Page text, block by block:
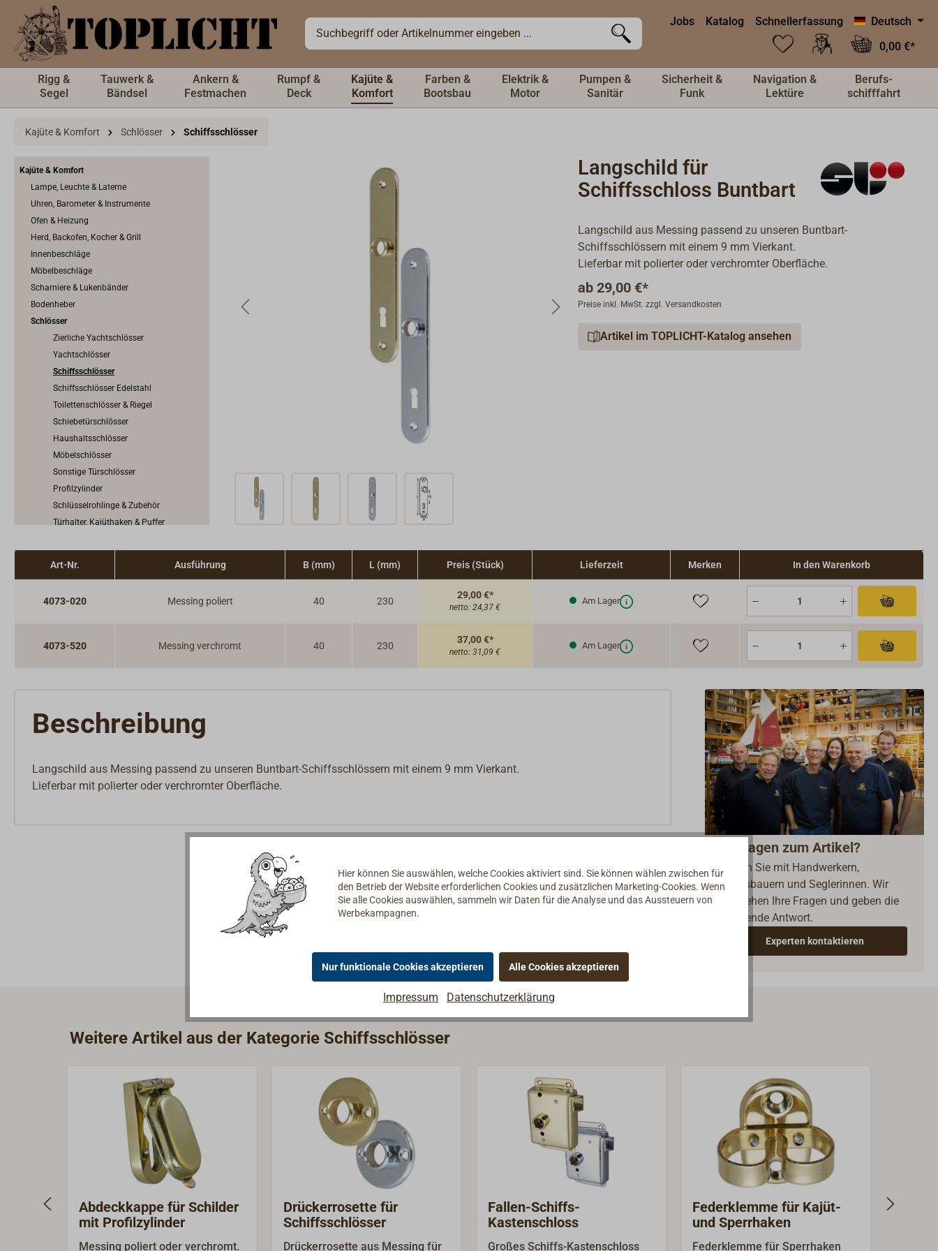
springen Jobs Katalog Schnellerfassung
Deutsch
0,00 €*
Rigg &
Segel
Tauwerk &
Bändsel
Ankern &
Festmachen
Rumpf &
Deck
Kajüte &
Komfort
Farben &
Bootsbau
Elektrik &
Motor
Pumpen &
Sanitär
Sicherheit &
Funk
Navigation &
Lektüre
Berufs-
schifffahrt
Kajüte & Komfort Schlösser Schiffsschlösser
Kajüte & Komfort
Lampe, Leuchte & Laterne
Uhren, Barometer & Instrumente
Ofen & Heizung
Herd, Backofen, Kocher & Grill
Innenbeschläge
Möbelbeschläge
Scharniere & Lukenbänder
Bodenheber
Schlösser
Zierliche Yachtschlösser
Yachtschlösser
Schiffsschlösser
Schiffsschlösser Edelstahl
Toilettenschlösser & Riegel
Schiebetürschlösser
Haushaltsschlösser
Möbelschlösser
Sonstige Türschlösser
Profilzylinder
Schlüsselrohlinge & Zubehör
Türhalter, Kajüthaken & Puffer
Langschild für
Schiffsschloss Buntbart
Langschild aus Messing passend zu unseren Buntbart-
Schiffsschlössern mit einem 9 mm Vierkant.
Lieferbar mit polierter oder verchromter Oberfläche.
ab 29,00 €*
Preise inkl. MwSt. zzgl. Versandkosten
Artikel im TOPLICHT-Katalog ansehen
Art-Nr. Ausführung B (mm) L (mm) Preis (Stück) Lieferzeit Merken In den Warenkorb
4073-020 Messing poliert 40 230
29,00 €*
netto: 24,37 €
Am Lager
4073-520 Messing verchromt 40 230
37,00 €*
netto: 31,09 €
Am Lager
Beschreibung
Langschild aus Messing passend zu unseren Buntbart-Schiffsschlössern mit einem 9 mm Vierkant.
Lieferbar mit polierter oder verchromter Oberfläche.
Fragen zum Artikel?
Reden Sie mit Handwerkern,
Bootsbauern und Seglerinnen. Wir
verstehen Ihre Fragen und geben die
passende Antwort.
Experten kontaktieren
Weitere Artikel aus der Kategorie Schiffsschlösser
Abdeckkappe für Schilder
mit Profilzylinder
Messing poliert oder verchromt.
Drückerrosette für
Schiffsschlösser
Drückerrosette aus Messing für
Fallen-Schiffs-
Kastenschloss
Großes Schiffs-Kastenschloss
Federklemme für Kajüt-
und Sperrhaken
Federklemme für Sperrhaken
Hier können Sie auswählen, welche Cookies aktiviert sind. Sie können wählen zwischen für
den Betrieb der Website erforderlichen Cookies und zusätzlichen Marketing-Cookies. Wenn
Sie alle Cookies auswählen, sammeln wir Daten für die Analyse und das Aussteuern von
Werbekampagnen.
Nur funktionale Cookies akzeptieren Alle Cookies akzeptieren
Impressum Datenschutzerklärung